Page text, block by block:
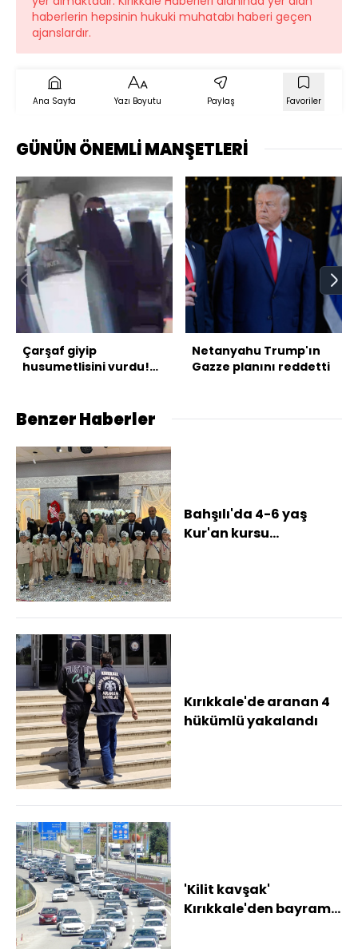
haberlerin hepsinin hukuki muhatabı haberi geçen
ajanslardır.
Ana Sayfa Yazı Boyutu Paylaş Favoriler
GÜNÜN ÖNEMLİ MANŞETLERİ
Çarşaf giyip
husumetlisini vurdu!
Netanyahu Trump'ın
Gazze planını reddetti
Benzer Haberler
Bahşılı'da 4-6 yaş
Kur'an kursu
Kırıkkale'de aranan 4
hükümlü yakalandı
'Kilit kavşak'
Kırıkkale'den bayram